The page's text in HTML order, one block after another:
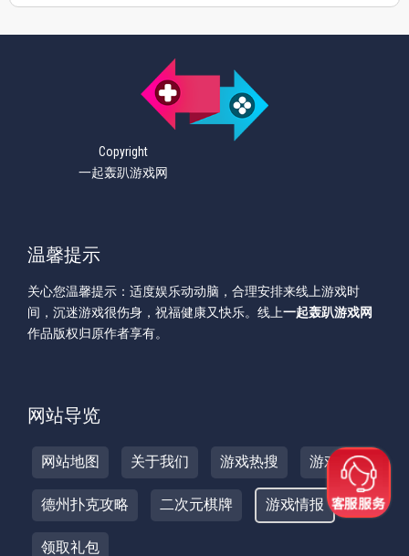
Copyright
一起轰趴游戏网
温馨提示
关心您温馨提示：适度娱乐动动脑，合理安排来线上游戏时
间，沉迷游戏很伤身，祝福健康又快乐。线上一起轰趴游戏网
作品版权归原作者享有。
网站导览
网站地图 关于我们 游戏热搜 游戏攻略
德州扑克攻略 二次元棋牌 游戏情报
领取礼包